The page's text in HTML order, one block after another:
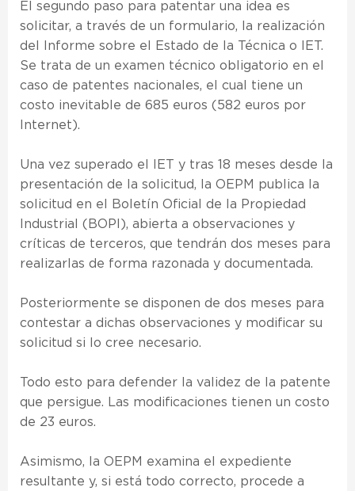
El segundo paso para patentar una idea es
solicitar, a través de un formulario, la realización
del Informe sobre el Estado de la Técnica o IET.
Se trata de un examen técnico obligatorio en el
caso de patentes nacionales, el cual tiene un
costo inevitable de 685 euros (582 euros por
Internet).
Una vez superado el IET y tras 18 meses desde la
presentación de la solicitud, la OEPM publica la
solicitud en el Boletín Oficial de la Propiedad
Industrial (BOPI), abierta a observaciones y
críticas de terceros, que tendrán dos meses para
realizarlas de forma razonada y documentada.
Posteriormente se disponen de dos meses para
contestar a dichas observaciones y modificar su
solicitud si lo cree necesario.
Todo esto para defender la validez de la patente
que persigue. Las modificaciones tienen un costo
de 23 euros.
Asimismo, la OEPM examina el expediente
resultante y, si está todo correcto, procede a